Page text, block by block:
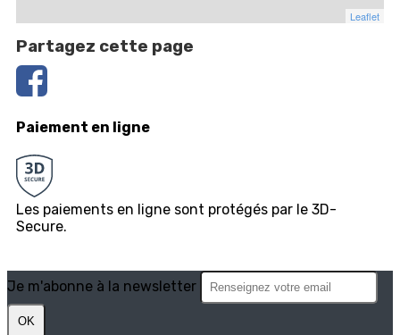
Leaflet
Partagez cette page
Paiement en ligne
Les paiements en ligne sont protégés par le 3D-
Secure.
Je m'abonne à la newsletter
OK